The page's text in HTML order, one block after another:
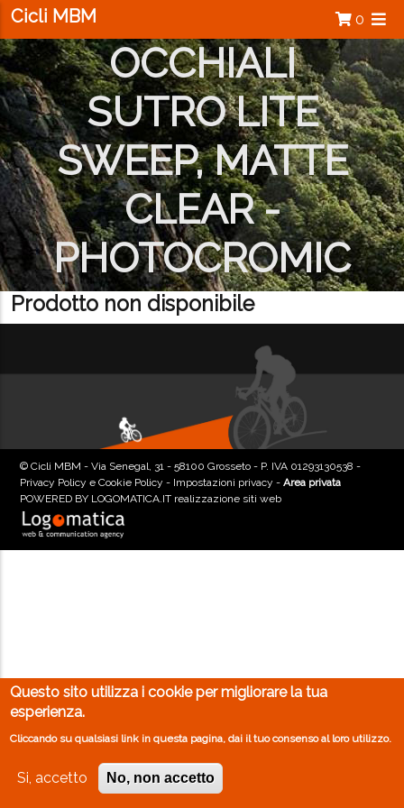
Salta al contenuto principale
Cicli MBM 0
OCCHIALI
SUTRO LITE
SWEEP, MATTE
CLEAR -
PHOTOCROMIC
Prodotto non disponibile
© Cicli MBM - Via Senegal, 31 - 58100 Grosseto - P. IVA 01293130538 -
Privacy Policy e Cookie Policy - Impostazioni privacy - Area privata
POWERED BY LOGOMATICA.IT realizzazione siti web
Questo sito utilizza i cookie per migliorare la tua
esperienza.
Cliccando su qualsiasi link in questa pagina, dai il tuo consenso al loro utilizzo.
Si, accetto No, non accetto